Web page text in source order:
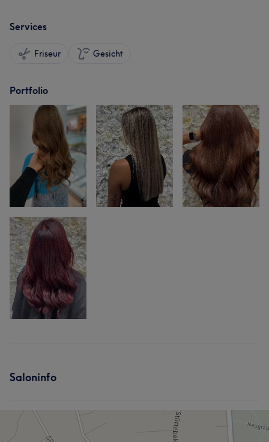
Services
Friseur Gesicht
Portfolio
Saloninfo